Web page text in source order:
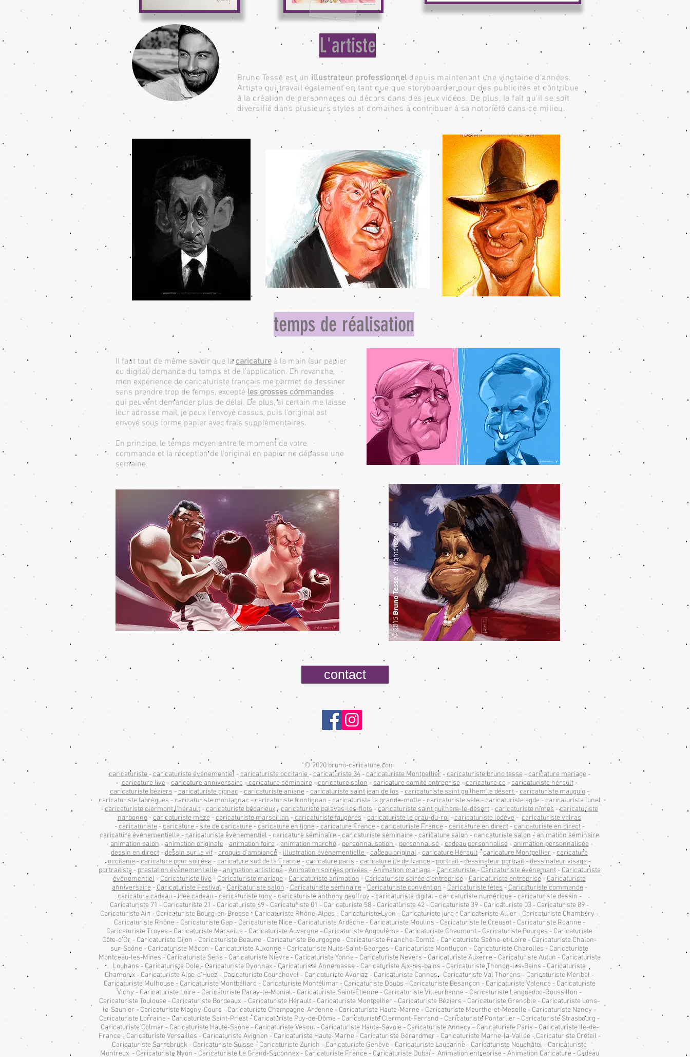
L'artiste
Bruno Tesse est un illustrateur professionnel depuis maintenant une vingtaine d'années.
Artiste qui travail également en tant que que storyboarder pour des publicités et contribue
à la création de personnages ou décors dans des jeux vidéos. De plus, le fait qu'il se soit
diversifié dans plusieurs styles et domaines à contribuer à sa notoriété dans ce milieu.
temps de réalisation
Il faut tout de même savoir que lacaricature à la main (sur papier
ou digital) demande du temps et de l'application. En revanche,
mon expérience de caricaturiste français me permet de dessiner
sans prendre trop de temps, excepté les grosses commandes
qui peuvent demander plus de délai. De plus, si certain me laisse
leur adresse mail, je peux l'envoyé dessus, puis l'original est
envoyé sous forme papier avec frais supplémentaires.
En principe, le temps moyen entre le moment de votre
commande et la réception de l'original en papier ne dépasse une
semaine.
contact
© 2020 bruno-caricature.com
caricaturiste - caricaturiste événementiel - caricaturiste occitanie - caricaturiste 34- caricaturiste Montpellier - caricaturiste bruno tesse - caricature mariage -
caricature live - caricature anniversaire -caricature séminaire - caricature salon - caricature comité entreprise - caricature ce - caricaturiste hérault-
caricaturiste béziers -caricaturiste gignac - caricaturiste aniane - caricaturiste saint jean de fos - caricaturiste saint guilhem le désert- caricaturiste mauguio-
caricaturiste fabrègues - caricaturiste montagnac - caricaturiste frontignan - caricaturiste la grande-motte - caricaturiste sète - caricaturiste agde - caricaturiste lunel
- caricaturiste clermont l’hérault- caricaturiste bédarieux- caricaturiste palavas-les-flots - caricaturiste saint guilhem-le-désert- caricaturiste nîmes -caricaturiste
narbonne - caricaturiste mèze - caricaturiste marseillan - caricaturiste faugères - caricaturiste le grau-du-roi - caricaturiste lodève -caricaturiste valras
- caricaturiste - caricature - site de caricature - caricature en ligne -caricature France - caricaturiste France - caricature en direct- caricaturiste en direct-
caricature événementielle- caricaturiste évènementiel - caricature séminaire - caricaturiste séminaire - caricature salon - caricaturiste salon -animation séminaire
- animation salon - animation originale - animation foire - animation marché - personnalisation - personnalisé - cadeau personnalisé - animation personnalisée -
dessin en direct- dessin sur le vif- croquis d’ambiance - illustration événementielle - cadeau original- caricature Hérault-caricature Montpellier - caricature
occitanie - caricature pour soirées - caricature sud de la France - caricature paris - caricature île de france - portrait- dessinateur portrait- dessinateur visage -
portraitiste - prestation événementielle - animation artistique -Animation soirées privées -Animation mariage - Caricaturiste - Caricaturiste événement- Caricaturiste
événementiel - Caricaturiste live - Caricaturiste mariage - Caricaturiste animation - Caricaturiste soirée d’entreprise - Caricaturiste entreprise - Caricaturiste
anniversaire - Caricaturiste Festival - Caricaturiste salon - Caricaturiste séminaire - Caricaturiste convention - Caricaturiste fêtes - Caricaturiste commande -
caricature cadeau-Idée cadeau- caricaturiste tony - caricaturiste anthony geoffroy - caricaturiste digital - caricaturiste numérique - caricaturiste dessin -
Caricaturiste 71 - Caricaturiste 21 - Caricaturiste 69 - Caricaturiste 01 - Caricaturiste 58 - Caricaturiste 42 - Caricaturiste 39 - Caricaturiste 03 - Caricaturiste 89 -
Caricaturiste Ain - Caricaturiste Bourg-en-Bresse - Caricaturiste Rhône-Alpes - Caricaturiste Lyon - Caricaturiste jura - Caricaturiste Allier - Caricaturiste Chambéry -
Caricaturiste Rhône - Caricaturiste Gap - Caricaturiste Nice - Caricaturiste Ardèche - Caricaturiste Moulins - Caricaturiste le Creusot - Caricaturiste Roanne -
Caricaturiste Troyes - Caricaturiste Marseille - Caricaturiste Auvergne - Caricaturiste Angoulême - Caricaturiste Chaumont - Caricaturiste Bourges - Caricaturiste
Côte-d’Or - Caricaturiste Dijon - Caricaturiste Beaune - Caricaturiste Bourgogne - Caricaturiste Franche-Comté - Caricaturiste Saône-et-Loire - Caricaturiste Chalon-
sur-Saône - Caricaturiste Mâcon - Caricaturiste Auxonne - Caricaturiste Nuits-Saint-Georges - Caricaturiste Montluçon - Caricaturiste Charolles - Caricaturiste
Montceau-les-Mines - Caricaturiste Sens - Caricaturiste Nièvre - Caricaturiste Yonne - Caricaturiste Nevers - Caricaturiste Auxerre - Caricaturiste Autun - Caricaturiste
Louhans - Caricaturiste Dole - Caricaturiste Oyonnax - Caricaturiste Annemasse - Caricaturiste Aix-les-bains - Caricaturiste Thonon-les-Bains - Caricaturiste
Chamonix - Caricaturiste Alpe-d’Huez - Caricaturiste Courchevel - Caricaturiste Avoriaz - Caricaturiste Cannes - Caricaturiste Val Thorens - Caricaturiste Méribel -
Caricaturiste Mulhouse - Caricaturiste Montbéliard - Caricaturiste Montélimar - Caricaturiste Doubs - Caricaturiste Besançon - Caricaturiste Valence - Caricaturiste
Vichy - Caricaturiste Loire - Caricaturiste Paray-le-Monial - Caricaturiste Saint-Étienne - Caricaturiste Villeurbanne - Caricaturiste Languedoc-Roussillon -
Caricaturiste Toulouse - Caricaturiste Bordeaux - Caricaturiste Hérault - Caricaturiste Montpellier - Caricaturiste Béziers - Caricaturiste Grenoble - Caricaturiste Lons-
le-Saunier - Caricaturiste Magny-Cours - Caricaturiste Champagne-Ardenne - Caricaturiste Haute-Marne - Caricaturiste Meurthe-et-Moselle - Caricaturiste Nancy -
Caricaturiste Lorraine - Caricaturiste Saint-Priest - Caricaturiste Puy-de-Dôme - Caricaturiste Clermont-Ferrand - Caricaturiste Pontarlier - Caricaturiste Strasbourg -
Caricaturiste Colmar - Caricaturiste Haute-Saône - Caricaturiste Vesoul - Caricaturiste Haute-Savoie - Caricaturiste Annecy - Caricaturiste Paris - Caricaturiste Ile-de-
France - Caricaturiste Versailles - Caricaturiste Avignon - Caricaturiste Haute-Marne - Caricaturiste Gérardmer - Caricaturiste Marne-la-Vallée - Caricaturiste Créteil -
Caricaturiste Sarrebruck - Caricaturiste Suisse - Caricaturiste Zurich - Caricaturiste Genève - Caricaturiste Lausanne - Caricaturiste Neuchâtel - Caricaturiste
Montreux - Caricaturiste Nyon - Caricaturiste Le Grand-Saconnex - Caricaturiste France - Caricaturiste Dubaï - Animation entreprise - Animation Caricature - Cadeau